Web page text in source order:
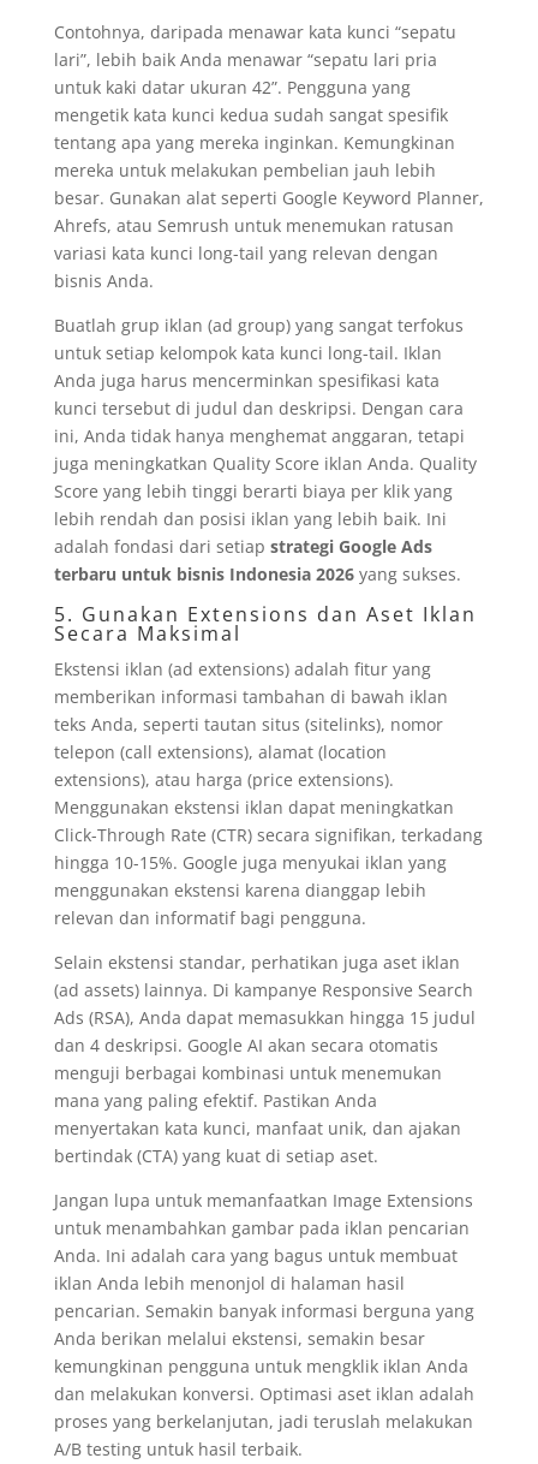
Contohnya, daripada menawar kata kunci “sepatu
lari”, lebih baik Anda menawar “sepatu lari pria
untuk kaki datar ukuran 42”. Pengguna yang
mengetik kata kunci kedua sudah sangat spesifik
tentang apa yang mereka inginkan. Kemungkinan
mereka untuk melakukan pembelian jauh lebih
besar. Gunakan alat seperti Google Keyword Planner,
Ahrefs, atau Semrush untuk menemukan ratusan
variasi kata kunci long-tail yang relevan dengan
bisnis Anda.
Buatlah grup iklan (ad group) yang sangat terfokus
untuk setiap kelompok kata kunci long-tail. Iklan
Anda juga harus mencerminkan spesifikasi kata
kunci tersebut di judul dan deskripsi. Dengan cara
ini, Anda tidak hanya menghemat anggaran, tetapi
juga meningkatkan Quality Score iklan Anda. Quality
Score yang lebih tinggi berarti biaya per klik yang
lebih rendah dan posisi iklan yang lebih baik. Ini
adalah fondasi dari setiap strategi Google Ads
terbaru untuk bisnis Indonesia 2026yang sukses.
5. Gunakan Extensions dan Aset Iklan
Secara Maksimal
Ekstensi iklan (ad extensions) adalah fitur yang
memberikan informasi tambahan di bawah iklan
teks Anda, seperti tautan situs (sitelinks), nomor
telepon (call extensions), alamat (location
extensions), atau harga (price extensions).
Menggunakan ekstensi iklan dapat meningkatkan
Click-Through Rate (CTR) secara signifikan, terkadang
hingga 10-15%. Google juga menyukai iklan yang
menggunakan ekstensi karena dianggap lebih
relevan dan informatif bagi pengguna.
Selain ekstensi standar, perhatikan juga aset iklan
(ad assets) lainnya. Di kampanye Responsive Search
Ads (RSA), Anda dapat memasukkan hingga 15 judul
dan 4 deskripsi. Google AI akan secara otomatis
menguji berbagai kombinasi untuk menemukan
mana yang paling efektif. Pastikan Anda
menyertakan kata kunci, manfaat unik, dan ajakan
bertindak (CTA) yang kuat di setiap aset.
Jangan lupa untuk memanfaatkan Image Extensions
untuk menambahkan gambar pada iklan pencarian
Anda. Ini adalah cara yang bagus untuk membuat
iklan Anda lebih menonjol di halaman hasil
pencarian. Semakin banyak informasi berguna yang
Anda berikan melalui ekstensi, semakin besar
kemungkinan pengguna untuk mengklik iklan Anda
dan melakukan konversi. Optimasi aset iklan adalah
proses yang berkelanjutan, jadi teruslah melakukan
A/B testing untuk hasil terbaik.